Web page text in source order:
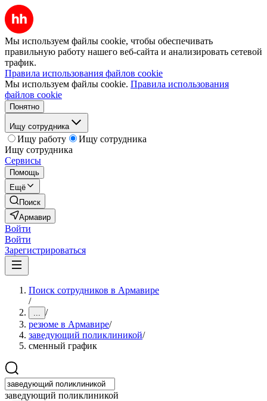
Мы используем файлы cookie, чтобы обеспечивать
правильную работу нашего веб-сайта и анализировать сетевой
трафик.
Правила использования файлов cookie
Мы используем файлы cookie. Правила использования
файлов cookie
Понятно
Ищу сотрудника
Ищу работу
Ищу сотрудника
Ищу сотрудника
Сервисы
Помощь
Ещё
Поиск
Армавир
Войти
Войти
Зарегистрироваться
Поиск сотрудников в Армавире
/
... /
резюме в Армавире/
заведующий поликлиникой/
сменный график
заведующий поликлиникой